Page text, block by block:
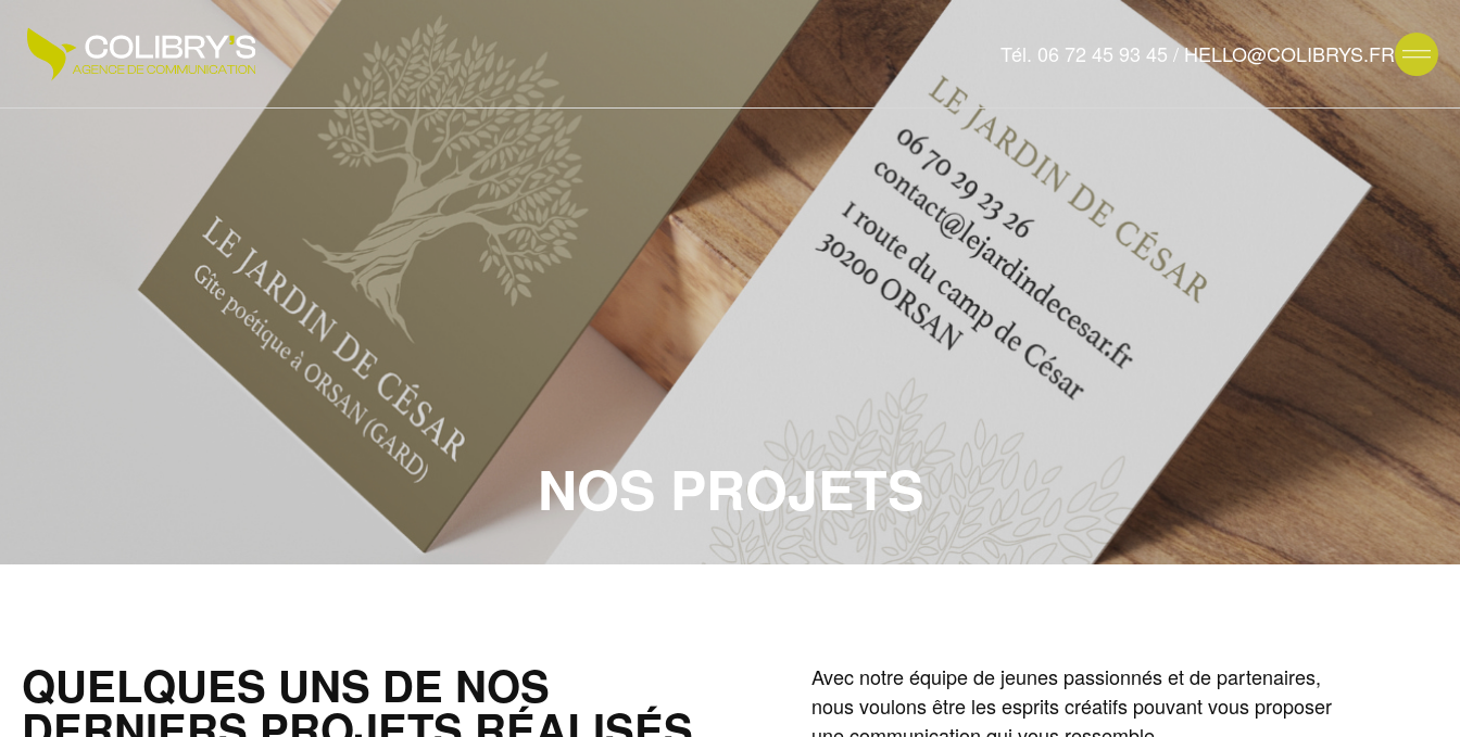
Tél. 06 72 45 93 45 HELLO@COLIBRYS.FR
NOS PROJETS
QUELQUES UNS DE NOS
Avec notre équipe de jeunes passionnés et de partenaires,
nous voulons être les esprits créatifs pouvant vous proposer